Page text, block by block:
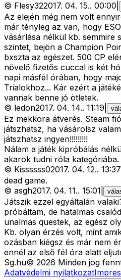
© Flesy322017. 04. 15.. 00:00
Az elején még nem volt
már tényleg az van, hogy
vásárlása nélkül kb. semmire
szintet, bejön a Champion
bxszta az egészet. 500 CP
növelő fizetős cuccal is két
napi másfél órában, hogy
Trialokhoz... Kár ezért a
vannak benne jó ötletek.
© ledon2017. 04. 14.. 11:19
Ez mekkora átverés. Steam
játszhatsz, ha vásárolsz
játszhatsz ingyen!!!!!!!!!
Nálam a játék kipróbálás
akarok tudni róla kategóriába.
© Kissssss02017. 04. 12.. 13:37
dead game.
© asgh2017. 04. 11.. 15:01
Játszik ezzel egyáltalán
próbáltam, de hatalmas
unalmas questek, az egész
Kb. olyan érzés volt, mint
ozásban kiégsz és már nem
ennél az első fél óra alatt
Sg.hu© 2026 Minden jog
Adatvédelmi nyilatkozat